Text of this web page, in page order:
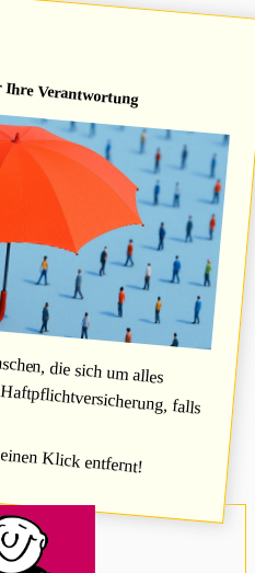
Verantwortung
die sich um alles
falls
Klick entfernt!